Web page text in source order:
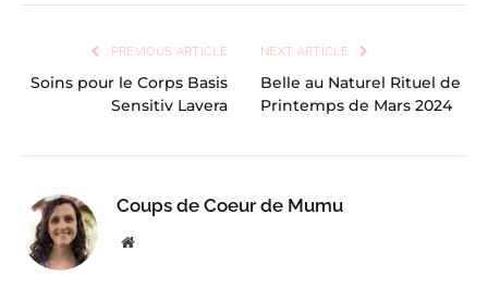
PREVIOUS ARTICLE
Soins pour le Corps Basis
Sensitiv Lavera
NEXT ARTICLE
Belle au Naturel Rituel de
Printemps de Mars 2024
Coups de Coeur de Mumu
Website